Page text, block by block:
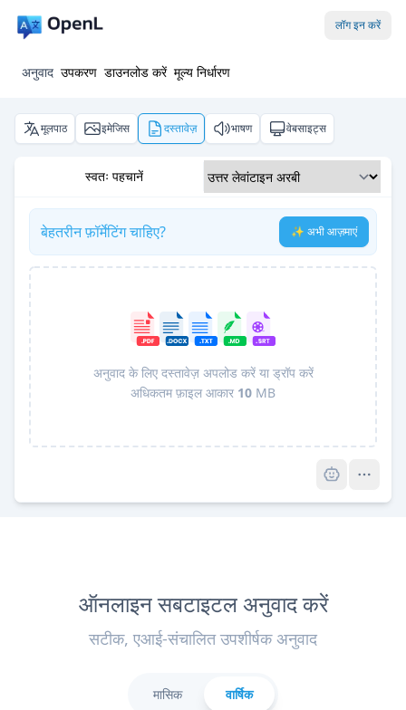
लॉग इन करें
अनुवाद उपकरण डाउनलोड करें मूल्य निर्धारण
मूलपाठ इमेजिस दस्तावेज़ भाषण वेबसाइट्स
स्वतः पहचानें
बेहतरीन फ़ॉर्मेटिंग चाहिए? ✨ अभी आज़माएं
अनुवाद के लिए दस्तावेज़ अपलोड करें या ड्रॉप करें
अधिकतम फ़ाइल आकार 10 MB
ऑनलाइन सबटाइटल अनुवाद करें
सटीक, एआई-संचालित उपशीर्षक अनुवाद
मासिक वार्षिक